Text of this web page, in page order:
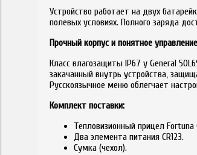
Устройство работает на двух
полевых условиях. Полного заряда
Прочный корпус и понятное управление
Класс влагозащиты IP67 у General
закачанный внутрь устройства,
Русскоязычное меню облегчает
Комплект поставки:
Тепловизионный прицел Fortuna
Два элемента питания CR123.
Сумка (чехол).